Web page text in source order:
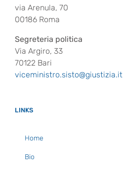
via Arenula, 70
00186 Roma
Segreteria politica
Via Argiro, 33
70122 Bari
viceministro.sisto@giustizia.it
LINKS
Home
Bio